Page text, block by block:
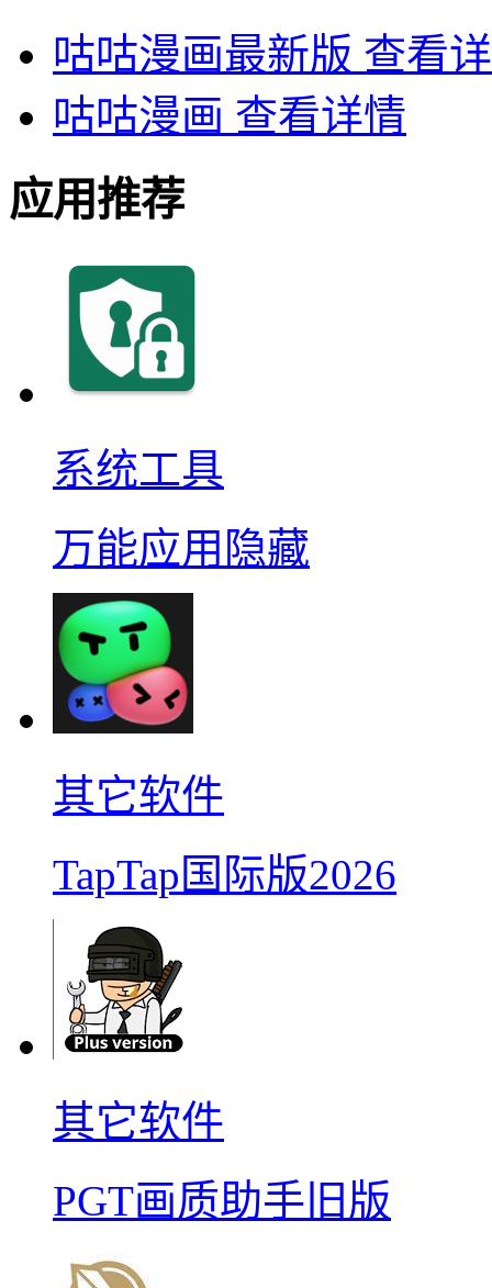
咕咕漫画最新版 查看
咕咕漫画 查看详情
应用推荐
系统工具
万能应用隐藏
其它软件
TapTap国际版2026
其它软件
PGT画质助手旧版